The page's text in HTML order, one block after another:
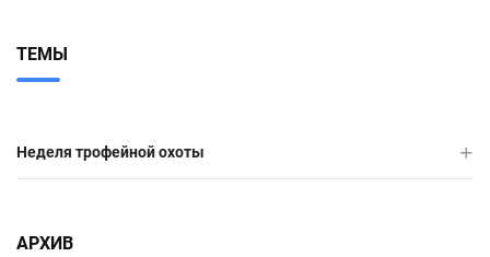
ТЕМЫ
Неделя трофейной охоты
АРХИВ